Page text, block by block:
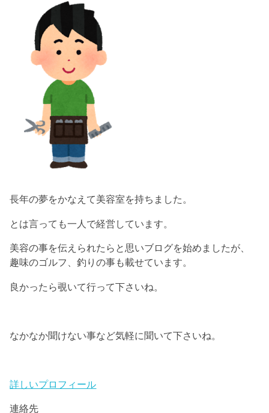
長年の夢をかなえて美容室を持ちました。
とは言っても一人で経営しています。
美容の事を伝えられたらと思いブログを始めましたが、
趣味のゴルフ、釣りの事も載せています。
良かったら覗いて行って下さいね。
なかなか聞けない事など気軽に聞いて下さいね。
詳しいプロフィール
連絡先